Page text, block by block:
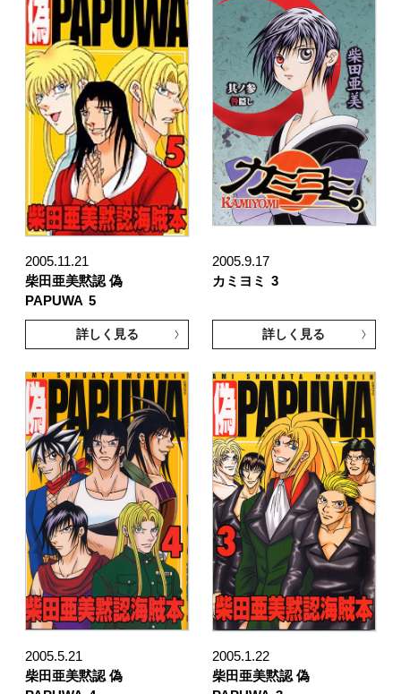
2005.11.21
柴田亜美黙認 偽
PAPUWA 5
詳しく見る
2005.9.17
カミヨミ
3
詳しく見る
2005.5.21
柴田亜美黙認 偽
2005.1.22
柴田亜美黙認 偽